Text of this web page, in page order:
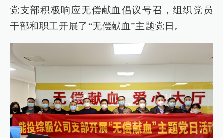
党支部积极响应无偿献血倡议号召，组织党员
干部和职工开展了“无偿献血”主题党日。